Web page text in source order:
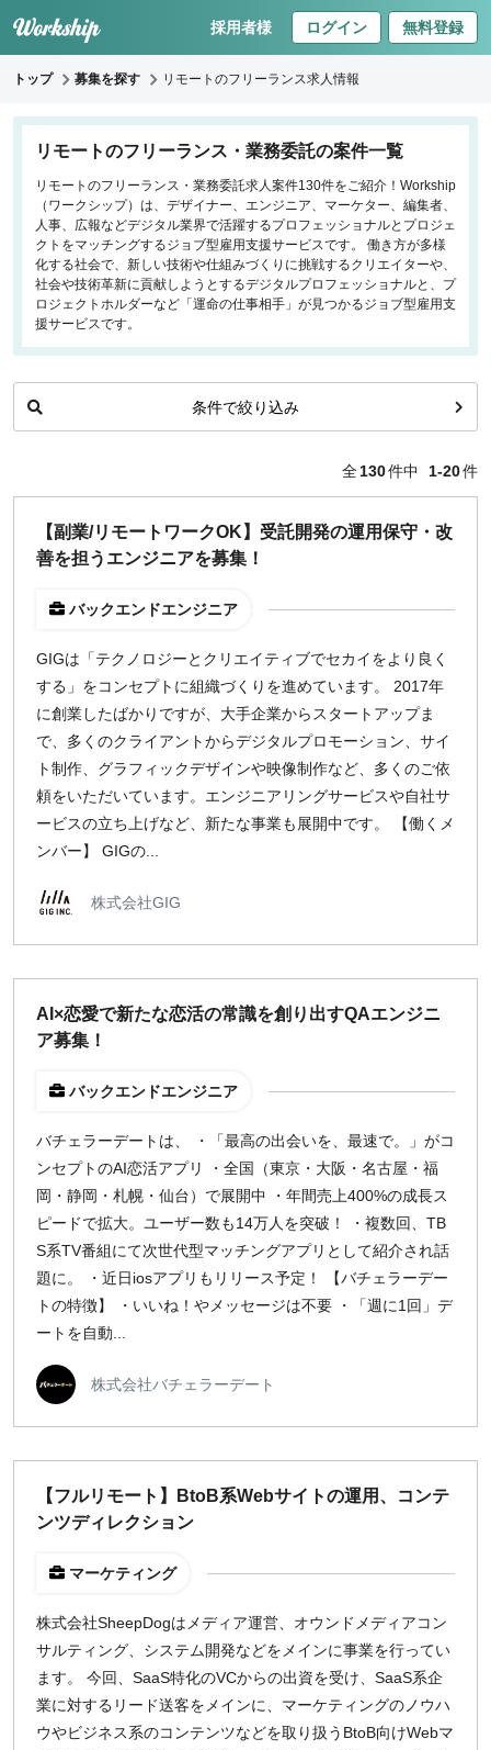
採用者様 ログイン 無料登録
トップ 募集を探す リモートのフリーランス求人情報
リモートのフリーランス・業務委託の案件一覧
リモートのフリーランス・業務委託求人案件130件をご紹介！Workship
（ワークシップ）は、デザイナー、エンジニア、マーケター、編集者、
人事、広報などデジタル業界で活躍するプロフェッショナルとプロジェ
クトをマッチングするジョブ型雇用支援サービスです。 働き方が多様
化する社会で、新しい技術や仕組みづくりに挑戦するクリエイターや、
社会や技術革新に貢献しようとするデジタルプロフェッショナルと、プ
ロジェクトホルダーなど「運命の仕事相手」が見つかるジョブ型雇用支
援サービスです。
条件で絞り込み
キーワードで探す
職種
フロントエンドエンジニア
バックエンドエンジニア
インフラエンジニア
iOS/Androidアプリエンジニア
データサイエンティスト
出社希望
新規事業
スタートアップ
土日週末OK
稼働時間
週5日
週2日
週1日
大阪
名古屋
京都
福岡
募集状況
募集中のみ表示
時給
¥2,000
指定なし
全130件中 1-20件
【副業/リモートワークOK】受託開発の運用保守・改
善を担うエンジニアを募集！
バックエンドエンジニア
GIGは「テクノロジーとクリエイティブでセカイをより良く
する」をコンセプトに組織づくりを進めています。 2017年
に創業したばかりですが、大手企業からスタートアップま
で、多くのクライアントからデジタルプロモーション、サイ
ト制作、グラフィックデザインや映像制作など、多くのご依
頼をいただいています。エンジニアリングサービスや自社サ
ービスの立ち上げなど、新たな事業も展開中です。 【働くメ
ンバー】 GIGの...
株式会社GIG
AI×恋愛で新たな恋活の常識を創り出すQAエンジニ
ア募集！
バックエンドエンジニア
バチェラーデートは、 ・「最高の出会いを、最速で。」がコ
ンセプトのAI恋活アプリ ・全国（東京・大阪・名古屋・福
岡・静岡・札幌・仙台）で展開中 ・年間売上400%の成長ス
ピードで拡大。ユーザー数も14万人を突破！ ・複数回、TB
S系TV番組にて次世代型マッチングアプリとして紹介され話
題に。 ・近日iosアプリもリリース予定！ 【バチェラーデー
トの特徴】 ・いいね！やメッセージは不要 ・「週に1回」デ
ートを自動...
株式会社バチェラーデート
【フルリモート】BtoB系Webサイトの運用、コンテ
ンツディレクション
マーケティング
株式会社SheepDogはメディア運営、オウンドメディアコン
サルティング、システム開発などをメインに事業を行ってい
ます。 今回、SaaS特化のVCからの出資を受け、SaaS系企
業に対するリード送客をメインに、マーケティングのノウハ
ウやビジネス系のコンテンツなどを取り扱うBtoB向けWebマ